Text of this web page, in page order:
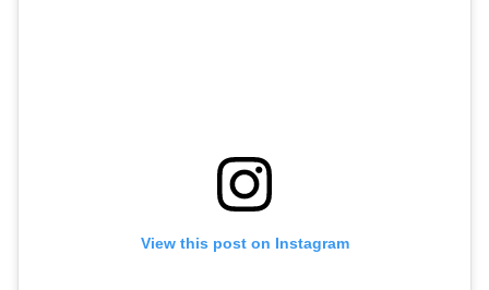
View this post on Instagram